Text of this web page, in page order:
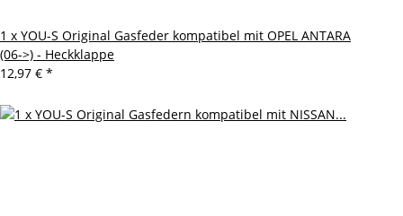
1 x YOU-S Original Gasfeder kompatibel mit OPEL ANTARA
(06->) - Heckklappe
12,97 € *